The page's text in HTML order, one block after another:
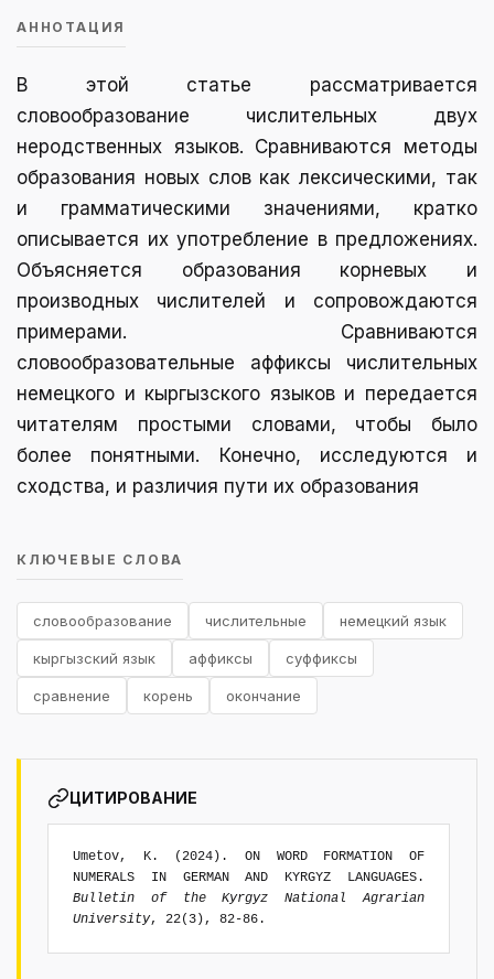
АННОТАЦИЯ
В этой статье рассматривается
словообразование числительных двух
неродственных языков. Сравниваются методы
образования новых слов как лексическими, так
и грамматическими значениями, кратко
описывается их употребление в предложениях.
Объясняется образования корневых и
производных числителей и сопровождаются
примерами. Сравниваются
словообразовательные аффиксы числительных
немецкого и кыргызского языков и передается
читателям простыми словами, чтобы было
более понятными. Конечно, исследуются и
сходства, и различия пути их образования
КЛЮЧЕВЫЕ СЛОВА
словообразование числительные немецкий язык
кыргызский язык аффиксы суффиксы
сравнение корень окончание
ЦИТИРОВАНИЕ
Umetov, K. (2024). ON WORD FORMATION OF
NUMERALS IN GERMAN AND KYRGYZ LANGUAGES.
Bulletin of the Kyrgyz National Agrarian
University, 22(3), 82-86.